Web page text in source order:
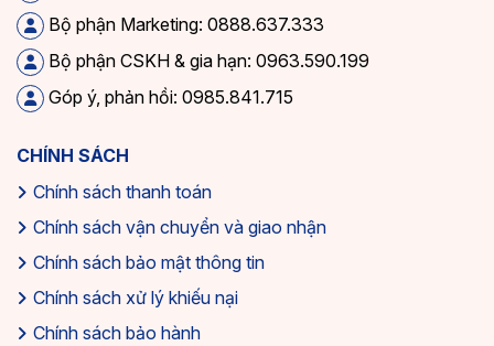
Bộ phận Marketing: 0888.637.333
Bộ phận CSKH & gia hạn: 0963.590.199
Góp ý, phản hồi: 0985.841.715
CHÍNH SÁCH
Chính sách thanh toán
Chính sách vận chuyển và giao nhận
Chính sách bảo mật thông tin
Chính sách xử lý khiếu nại
Chính sách bảo hành